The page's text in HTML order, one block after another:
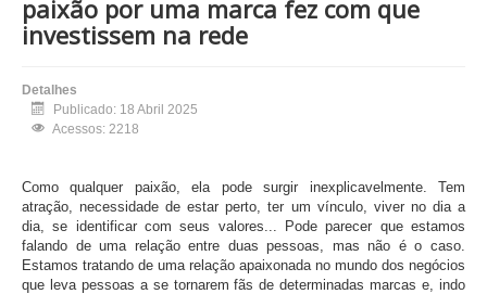
paixão por uma marca fez com que
investissem na rede
Detalhes
Publicado: 18 Abril 2025
Acessos: 2218
Como qualquer paixão, ela pode surgir inexplicavelmente. Tem
atração, necessidade de estar perto, ter um vínculo, viver no dia a
dia, se identificar com seus valores... Pode parecer que estamos
falando de uma relação entre duas pessoas, mas não é o caso.
Estamos tratando de uma relação apaixonada no mundo dos negócios
que leva pessoas a se tornarem fãs de determinadas marcas e, indo